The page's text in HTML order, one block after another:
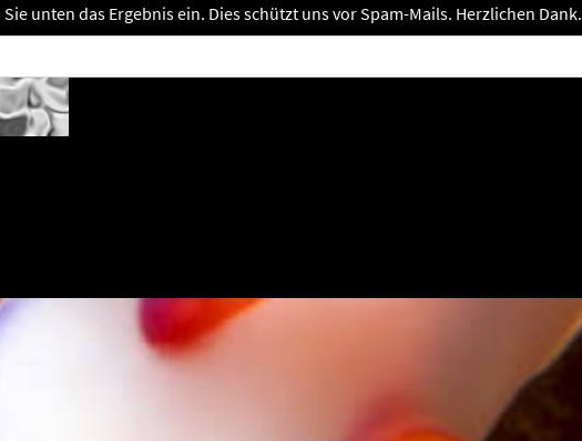
unten das Ergebnis ein. Dies schützt uns vor Spam-Mails. Herzlichen Dank.